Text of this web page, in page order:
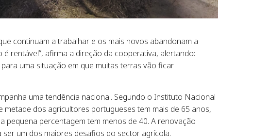
continuam a trabalhar e os mais novos abandonam a
é rentável”, afirma a direção da cooperativa, alertando:
para uma situação em que muitas terras vão ficar
uma tendência nacional. Segundo o Instituto Nacional
metade dos agricultores portugueses tem mais de 65 anos,
pequena percentagem tem menos de 40. A renovação
ser um dos maiores desafios do sector agrícola.